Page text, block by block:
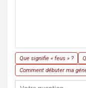
Que signifie « feus » ?
Comment débuter ma